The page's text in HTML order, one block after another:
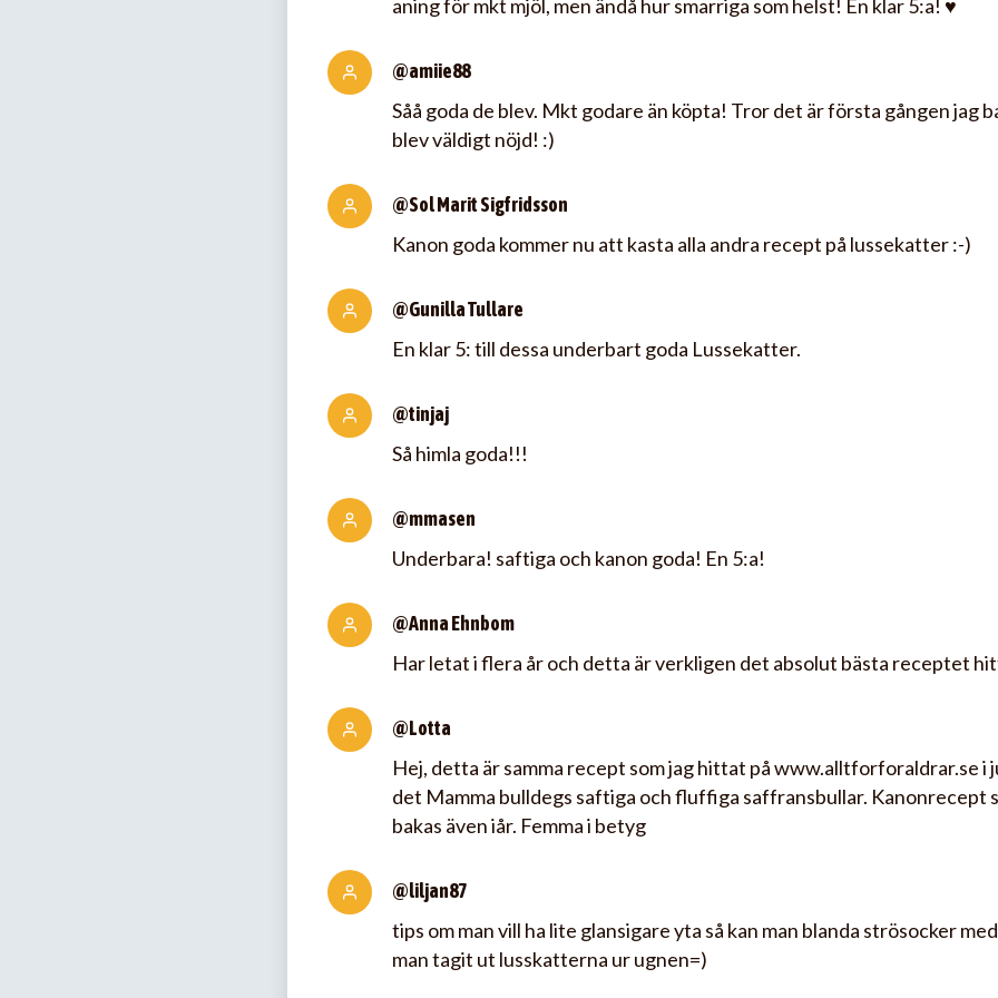
aning för mkt mjöl, men ändå hur smarriga som helst! En klar 5:a! ♥
@amiie88
Såå goda de blev. Mkt godare än köpta! Tror det är första gången jag
blev väldigt nöjd! :)
@Sol Marit Sigfridsson
Kanon goda kommer nu att kasta alla andra recept på lussekatter :-)
@Gunilla Tullare
En klar 5: till dessa underbart goda Lussekatter.
@tinjaj
Så himla goda!!!
@mmasen
Underbara! saftiga och kanon goda! En 5:a!
@Anna Ehnbom
Har letat i flera år och detta är verkligen det absolut bästa receptet
@Lotta
Hej, detta är samma recept som jag hittat på www.alltforforaldrar.se i
det Mamma bulldegs saftiga och fluffiga saffransbullar. Kanonrecept
bakas även iår. Femma i betyg
@liljan87
tips om man vill ha lite glansigare yta så kan man blanda strösocker
man tagit ut lusskatterna ur ugnen=)